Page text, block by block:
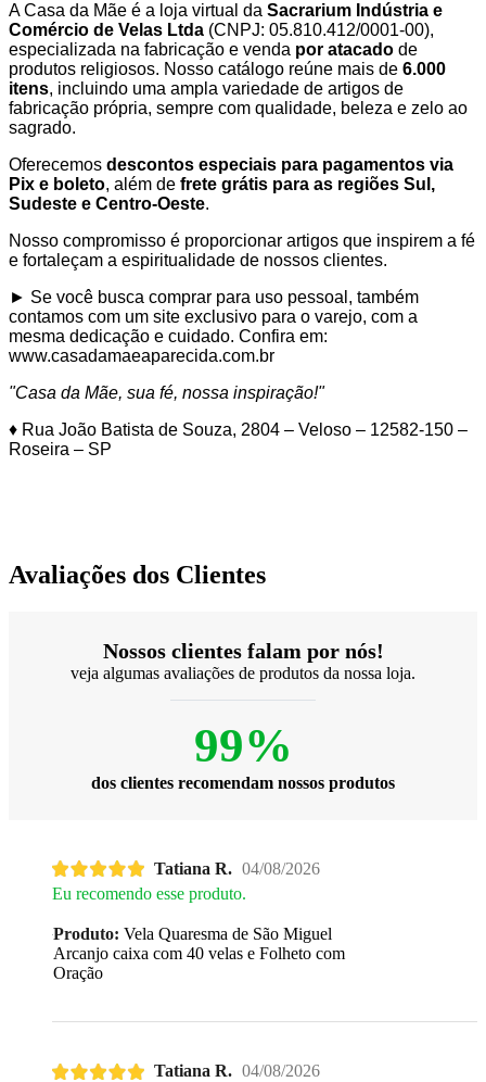
A Casa da Mãe é a loja virtual da Sacrarium Indústria e
Comércio de Velas Ltda (CNPJ: 05.810.412/0001-00),
especializada na fabricação e venda por atacado de
produtos religiosos. Nosso catálogo reúne mais de 6.000
itens, incluindo uma ampla variedade de artigos de
fabricação própria, sempre com qualidade, beleza e zelo ao
sagrado.
Oferecemos descontos especiais para pagamentos via
Pix e boleto, além de frete grátis para as regiões Sul,
Sudeste e Centro-Oeste.
Nosso compromisso é proporcionar artigos que inspirem a fé
e fortaleçam a espiritualidade de nossos clientes.
► Se você busca comprar para uso pessoal, também
contamos com um site exclusivo para o varejo, com a
mesma dedicação e cuidado. Confira em:
www.casadamaeaparecida.com.br
"Casa da Mãe, sua fé, nossa inspiração!"
♦ Rua João Batista de Souza, 2804 – Veloso – 12582-150 –
Roseira – SP
Avaliações dos Clientes
Nossos clientes falam por nós!
veja algumas avaliações de produtos da nossa loja.
99%
dos clientes recomendam nossos produtos
Tatiana R. 04/08/2026
Eu recomendo esse produto.
Produto: Vela Quaresma de São Miguel
Arcanjo caixa com 40 velas e Folheto com
Oração
Tatiana R. 04/08/2026